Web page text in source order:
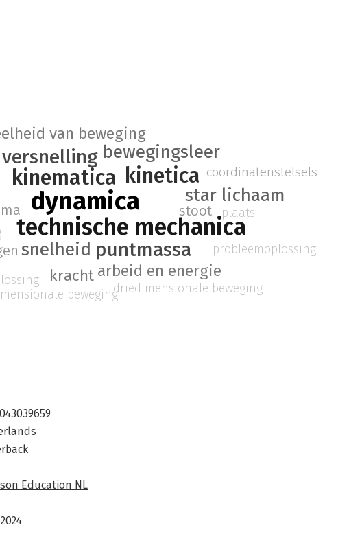
dynamica
technische mechanica
kinematica kinetica
puntmassa
versnelling bewegingsleer
star lichaam
snelheid
arbeid en energie
van beweging
kracht
stoot
coördinatenstelsels
driedimensionale beweging
probleemoplossing
plaats
beweging
Education NL